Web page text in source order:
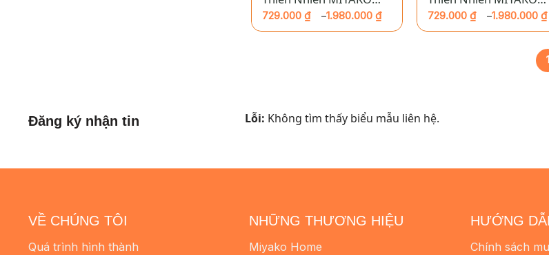
HOME – Trà Xanh
729.000₫ –1.980.000₫
giá:
HOME – Tràm Trà
729.000 ₫ –1.980.000 ₫
giá:
1
Đăng ký nhận tin Lỗi: Không tìm thấy biểu mẫu liên hệ.
VỀ CHÚNG TÔI
Quá trình hình thành
NHỮNG THƯƠNG HIỆU
Miyako Home
HƯỚNG
Chính sách